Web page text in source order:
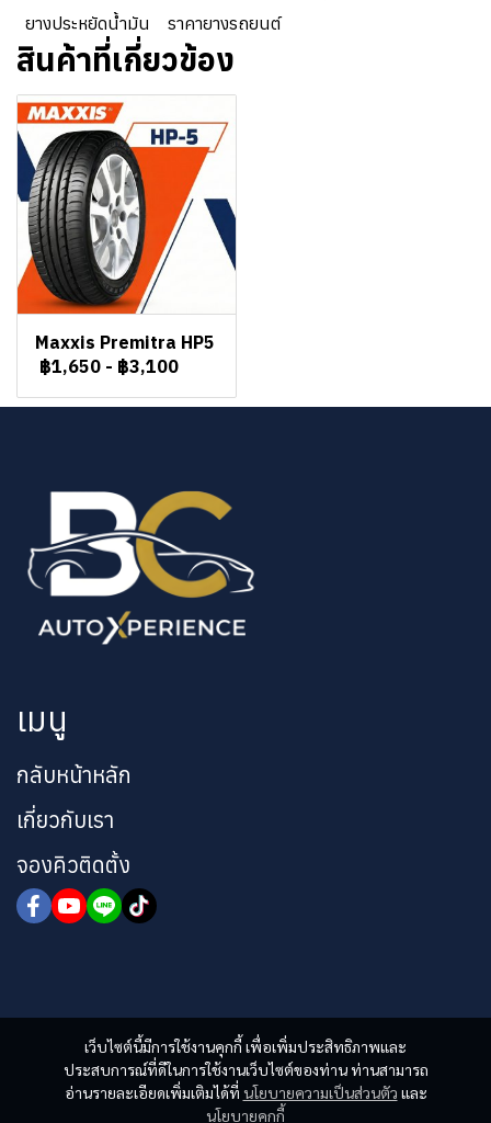
ยางประหยัดน้ำมัน
ราคายางรถยนต์
สินค้าที่เกี่ยวข้อง
Maxxis Premitra HP5
฿1,650 - ฿3,100
เว็บไซต์นี้มีการใช้งานคุกกี้ เพื่อเพิ่มประสิทธิภาพและ
ประสบการณ์ที่ดีในการใช้งานเว็บไซต์ของท่าน ท่านสามารถ
อ่านรายละเอียดเพิ่มเติมได้ที่ นโยบายความเป็นส่วนตัว และ
นโยบายคุกกี้
เมนู
กลับหน้าหลัก
เกี่ยวกับเรา
จองคิวติดตั้ง